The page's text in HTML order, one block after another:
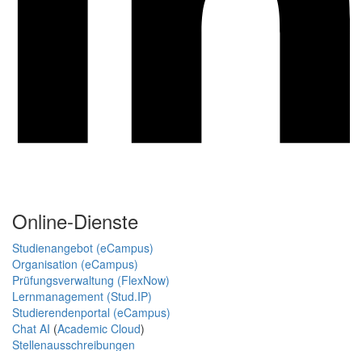
Online-Dienste
Studienangebot (eCampus)
Organisation (eCampus)
Prüfungsverwaltung (FlexNow)
Lernmanagement (Stud.IP)
Studierendenportal (eCampus)
Chat AI (Academic Cloud)
Stellenausschreibungen